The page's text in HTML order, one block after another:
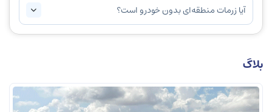
آیا زرمات منطقه‌ای بدون خودرو است؟
بلاگ